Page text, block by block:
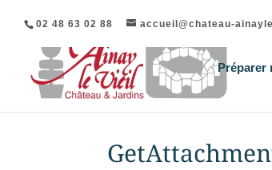
02 48 63 02 88 accueil@chateau-
Préparer